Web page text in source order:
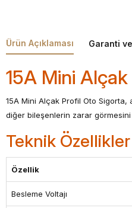
Ürün Açıklaması Garanti
15A Mini
15A Mini Alçak Profil Oto Sigorta,
diğer bileşenlerin zarar
Teknik Özellikler
Özellik
Besleme Voltajı